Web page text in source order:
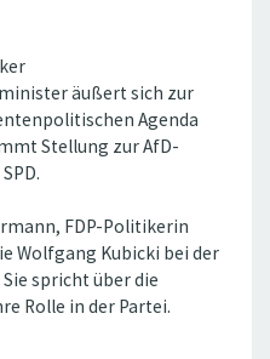
äußert sich zur
Agenda
Stellung zur AfD-
FDP-Politikerin
Wolfgang Kubicki bei der
spricht über die
Rolle in der Partei.